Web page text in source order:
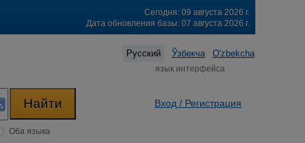
Сегодня: 09 августа 2026 г.
Дата обновления базы: 07 августа 2026 г.
Русский Ўзбекча O'zbekcha
язык интерфейса
Оба языка
Вход / Регистрация